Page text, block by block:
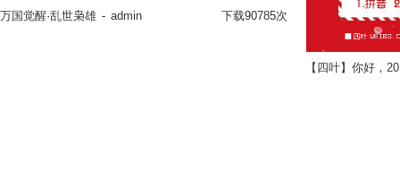
立即换肤
万国觉醒·乱世枭雄 - admin 下载90785次
【四叶】你好，